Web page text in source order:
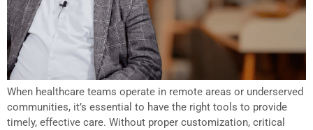
When healthcare teams operate in remote areas or underserved
communities, it’s essential to have the right tools to provide
timely, effective care. Without proper customization, critical